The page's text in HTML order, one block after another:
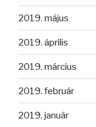
2019. május
2019. április
2019. március
2019. február
2019. január